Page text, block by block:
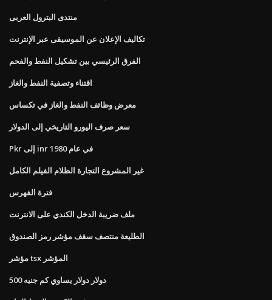
منتدى البترول العربى
تكاليف الإعلان عن الموسيقى عبر الإنترنت
الفرق الرئيسي بين تشكيل النفط والفحم
اقتناء وتصفية النفط والغاز
معرض وظائف النفط والغاز في تكساس
سعر صرف اليورو التاريخي إلى الدولار
Pkr إلى inr في عام 1980
غير المشروع التجارة الظلام الفيلم الكامل
فترة الفهرس
ملف ضريبة الدخل الكندي على الانترنت
الطليعة منتصف سقف مؤشر رمز الصندوق
مؤشر tsx المؤشر
500 دولار دولار يساوي كم جنيه